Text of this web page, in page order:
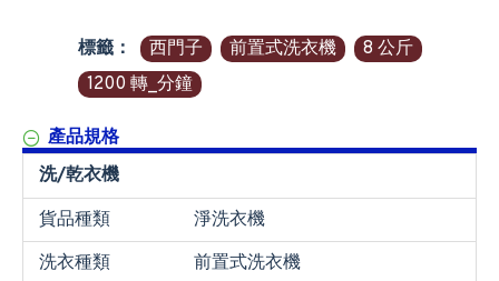
標籤： 西門子 前置式洗衣機
8 公斤
1200 轉_分鐘
產品規格
洗/乾衣機
貨品種類
淨洗衣機
洗衣種類
前置式洗衣機